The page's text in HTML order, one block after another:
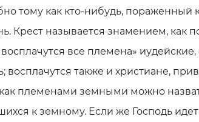
тому как кто-нибудь, пораженный
Крест называется знамением, как
восплачутся все племена»
восплачутся также и христиане,
племенами земными можно
к земному. Если же Господь идет